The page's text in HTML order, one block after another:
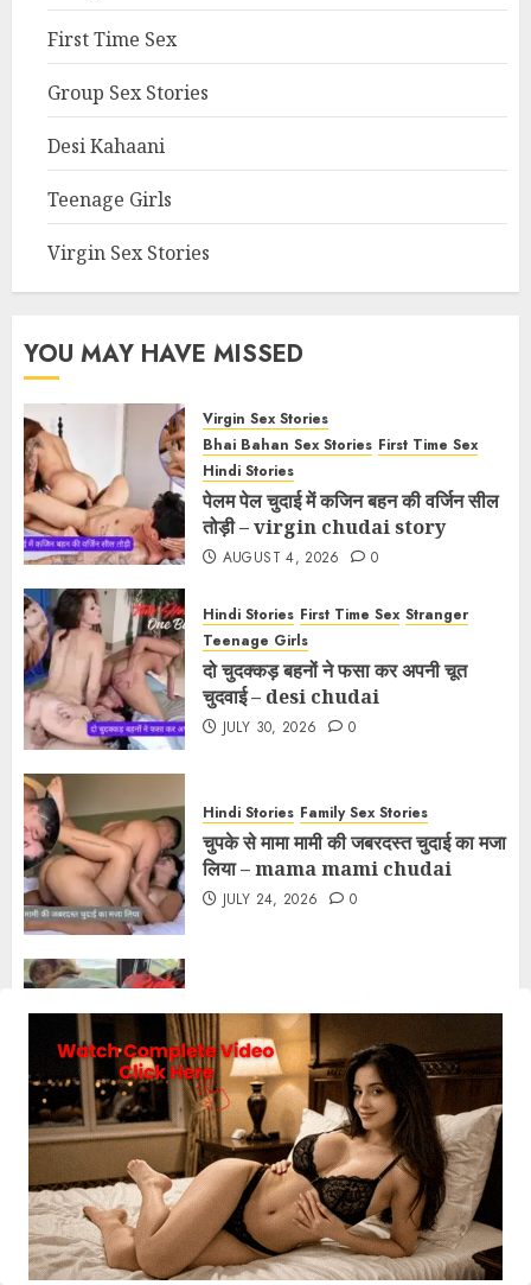
First Time Sex
Group Sex Stories
Desi Kahaani
Teenage Girls
Virgin Sex Stories
YOU MAY HAVE MISSED
Virgin Sex Stories
Bhai Bahan Sex Stories First Time Sex
Hindi Stories
पेलम पेल चुदाई में कजिन बहन की वर्जिन सील
तोड़ी – virgin chudai story
AUGUST 4, 2026 0
Hindi Stories First Time Sex Stranger
Teenage Girls
दो चुदक्कड़ बहनों ने फसा कर अपनी चूत
चुदवाई – desi chudai
JULY 30, 2026 0
Hindi Stories Family Sex Stories
चुपके से मामा मामी की जबरदस्त चुदाई का मजा
लिया – mama mami chudai
JULY 24, 2026 0
कार में करी अपने बेटे के लंड की सवारी –
mom son fucking story
JUNE 21, 2026 0
Hindi Stories Stranger
मेरी सेक्सी बीवी को कैमरामैन ने हॉर्नी करके
चोदा – studio xxx story
JUNE 21, 2026 0